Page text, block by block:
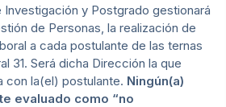
y Postgrado gestionará
de Personas, la realización de
a cada postulante de las ternas
31. Será dicha Dirección la que
con la(el) postulante. Ningún(a)
evaluado como “no